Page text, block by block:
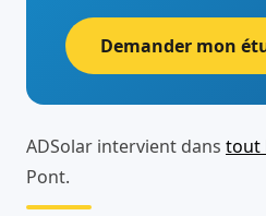
Demander mon
ADSolar intervient dans tout
Pont.